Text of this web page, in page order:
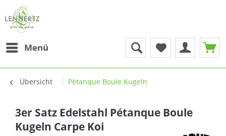
Menü
Übersicht Pétanque Boule Kugeln
3er Satz Edelstahl Pétanque Boule
Kugeln Carpe Koi